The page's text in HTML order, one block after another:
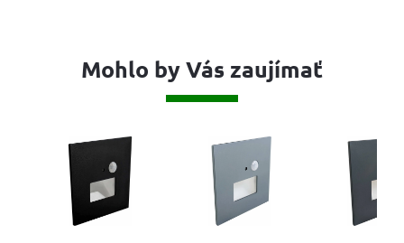
Mohlo by Vás zaujímať